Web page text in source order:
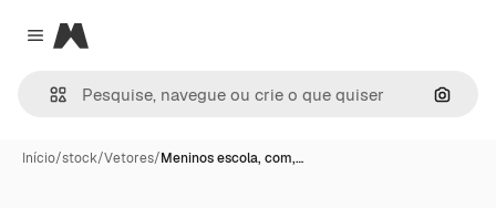
Close menu
Magnific
Início/stock/Vetores/Meninos escola, com,…